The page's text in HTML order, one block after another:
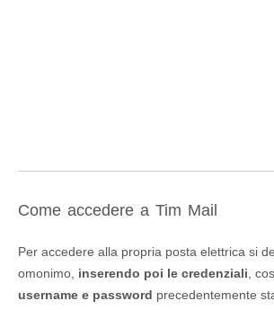
Come accedere a Tim Mail
Per accedere alla propria posta elettrica si
omonimo, inserendo poi le credenziali ,
username e password precedentemente